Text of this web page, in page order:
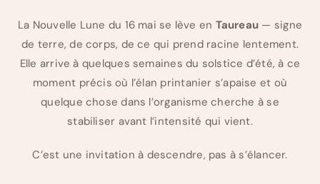
La Nouvelle Lune du 16 mai se lève en Taureau — signe
de terre, de corps, de ce qui prend racine lentement.
Elle arrive à quelques semaines du solstice d’été, à ce
moment précis où l’élan printanier s’apaise et où
quelque chose dans l’organisme cherche à se
stabiliser avant l’intensité qui vient.
C’est une invitation à descendre, pas à s’élancer.